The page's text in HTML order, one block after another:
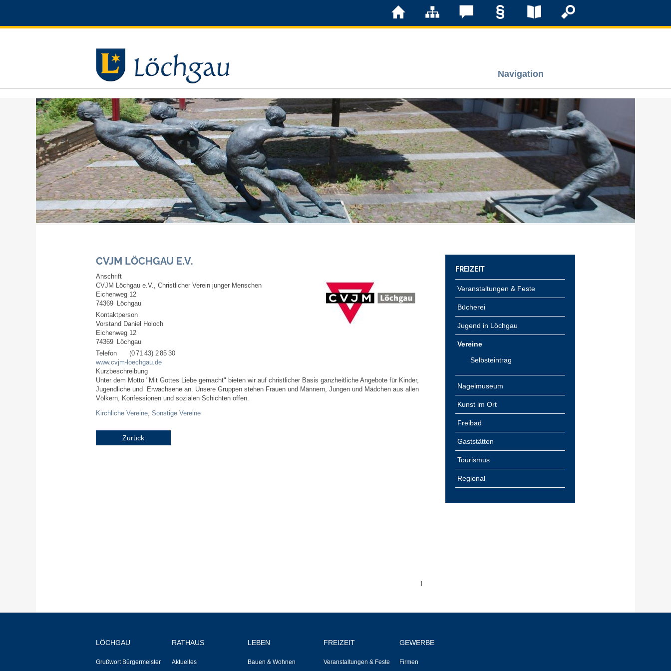
Navigation
Löchgau
Grußwort Bürgermeister
Kurzportrait
Löchgau früher
Zahlen & Fakten
Steuern
Trinkwasser - Härtebereich
Mitarbeiter
CVJM LÖCHGAU E.V.
Anschrift
CVJM Löchgau e.V., Christlicher Verein junger Menschen
Eichenweg 12
74369
Löchgau
Kontaktperson
Vorstand Daniel
Holoch
Eichenweg 12
74369
Löchgau
Telefon
(071 43) 285 30
www.cvjm-loechgau.de
Kurzbeschreibung
Unter dem Motto "Mit Gottes Liebe gemacht" bieten wir auf christlicher Basis ganzheitliche Angebote für Kinder,
Jugendliche und Erwachsene an. Unsere Gruppen stehen Frauen und Männern, Jungen und Mädchen aus allen
Völkern, Konfessionen und sozialen Schichten offen.
Kirchliche Vereine, Sonstige Vereine
Zurück
|
FREIZEIT
Veranstaltungen & Feste
Bücherei
Jugend in Löchgau
Vereine
Selbsteintrag
Nagelmuseum
Kunst im Ort
Freibad
Gaststätten
Tourismus
Regional
LÖCHGAU
Grußwort Bürgermeister
RATHAUS
Aktuelles
LEBEN
Bauen & Wohnen
FREIZEIT
Veranstaltungen & Feste
GEWERBE
Firmen